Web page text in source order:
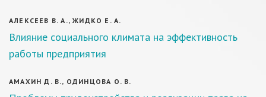
АЛЕКСЕЕВ В. А., ЖИДКО Е. А.
Влияние социального климата на эффективность
работы предприятия
АМАХИН Д. В., ОДИНЦОВА О. В.